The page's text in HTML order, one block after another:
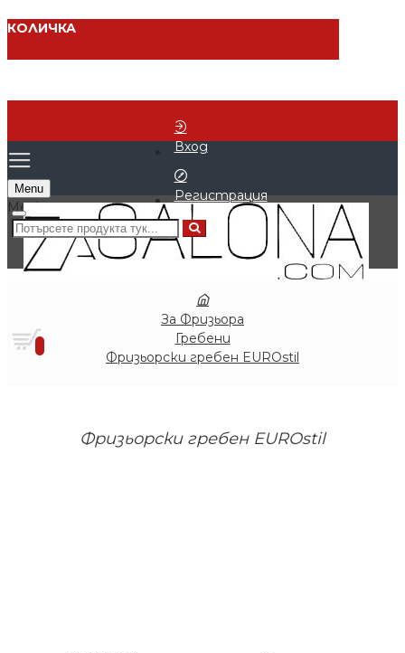
КОЛИЧКА
Вход
Регистрация
Menu
0 продукта - € 0.00 (0.00 лв.)
0
За Фризьора
Гребени
Фризьорски гребен EUROstil
Фризьорски гребен EUROstil